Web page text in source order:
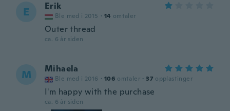
E Erik
Ble med i 2015 · 14 omtaler
Outer thread
ca. 6 år siden
M Mihaela
Ble med i 2016 · 106 omtaler · 37 opplastinger
I'm happy with the purchase
ca. 6 år siden